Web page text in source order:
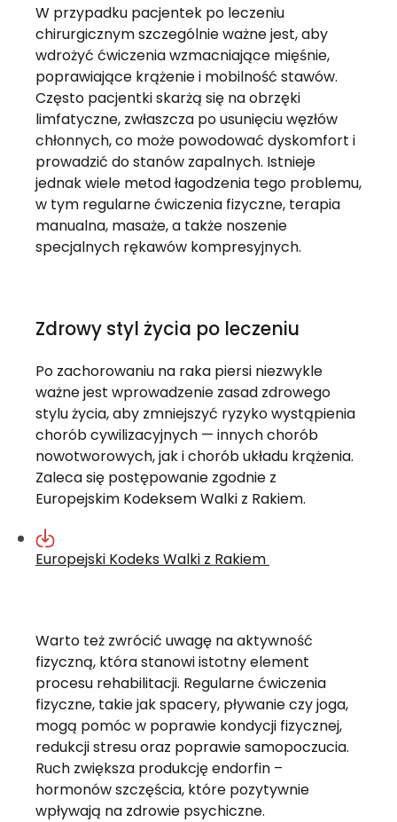
W przypadku pacjentek po leczeniu
chirurgicznym szczególnie ważne jest, aby
wdrożyć ćwiczenia wzmacniające mięśnie,
poprawiające krążenie i mobilność stawów.
Często pacjentki skarżą się na obrzęki
limfatyczne, zwłaszcza po usunięciu węzłów
chłonnych, co może powodować dyskomfort i
prowadzić do stanów zapalnych. Istnieje
jednak wiele metod łagodzenia tego problemu,
w tym regularne ćwiczenia fizyczne, terapia
manualna, masaże, a także noszenie
specjalnych rękawów kompresyjnych.
Zdrowy styl życia po leczeniu
Po zachorowaniu na raka piersi niezwykle
ważne jest wprowadzenie zasad zdrowego
stylu życia, aby zmniejszyć ryzyko wystąpienia
chorób cywilizacyjnych — innych chorób
nowotworowych, jak i chorób układu krążenia.
Zaleca się postępowanie zgodnie z
Europejskim Kodeksem Walki z Rakiem.
Europejski Kodeks Walki z Rakiem
Warto też zwrócić uwagę na aktywność
fizyczną, która stanowi istotny element
procesu rehabilitacji. Regularne ćwiczenia
fizyczne, takie jak spacery, pływanie czy joga,
mogą pomóc w poprawie kondycji fizycznej,
redukcji stresu oraz poprawie samopoczucia.
Ruch zwiększa produkcję endorfin –
hormonów szczęścia, które pozytywnie
wpływają na zdrowie psychiczne.